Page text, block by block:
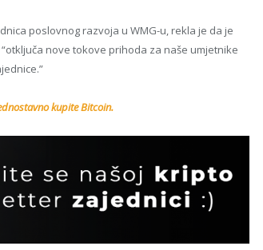
poslovnog razvoja u WMG-u, rekla je da je
nove tokove prihoda za naše umjetnike
kupite Bitcoin.